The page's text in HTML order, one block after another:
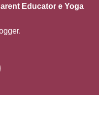
Educator e Yoga